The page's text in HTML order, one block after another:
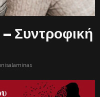
Συντροφική